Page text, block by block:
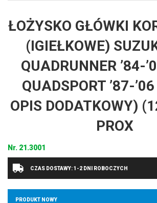
ŁOŻYSKO GŁÓWKI
(IGIEŁKOWE)
QUADRUNNER ’84-
QUADSPORT ’87-
OPIS DODATKOWY)
PROX
Nr. 21.3001
CZAS DOSTAWY: 1-2 DNI ROBOCZYCH
PRODUKT NOWY